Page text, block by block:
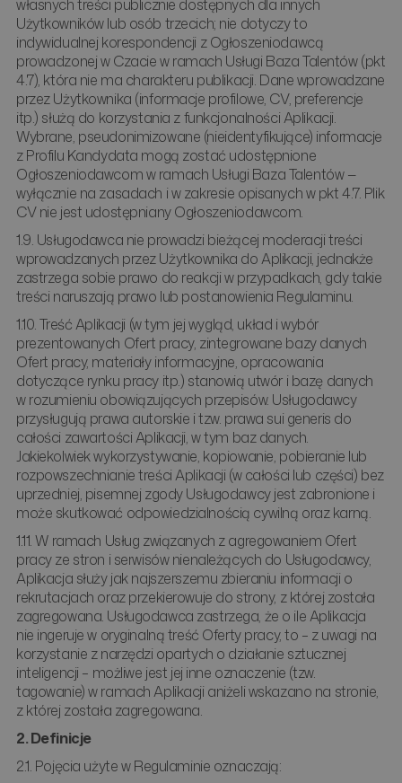
własnych treści publicznie dostępnych dla innych
Użytkowników lub osób trzecich; nie dotyczy to
indywidualnej korespondencji z Ogłoszeniodawcą
prowadzonej w Czacie w ramach Usługi Baza Talentów (pkt
4.7), która nie ma charakteru publikacji. Dane wprowadzane
przez Użytkownika (informacje profilowe, CV, preferencje
itp.) służą do korzystania z funkcjonalności Aplikacji.
Wybrane, pseudonimizowane (nieidentyfikujące) informacje
z Profilu Kandydata mogą zostać udostępnione
Ogłoszeniodawcom w ramach Usługi Baza Talentów —
wyłącznie na zasadach i w zakresie opisanych w pkt 4.7. Plik
CV nie jest udostępniany Ogłoszeniodawcom.
1.9. Usługodawca nie prowadzi bieżącej moderacji treści
wprowadzanych przez Użytkownika do Aplikacji, jednakże
zastrzega sobie prawo do reakcji w przypadkach, gdy takie
treści naruszają prawo lub postanowienia Regulaminu.
1.10. Treść Aplikacji (w tym jej wygląd, układ i wybór
prezentowanych Ofert pracy, zintegrowane bazy danych
Ofert pracy, materiały informacyjne, opracowania
dotyczące rynku pracy itp.) stanowią utwór i bazę danych
w rozumieniu obowiązujących przepisów. Usługodawcy
przysługują prawa autorskie i tzw. prawa sui generis do
całości zawartości Aplikacji, w tym baz danych.
Jakiekolwiek wykorzystywanie, kopiowanie, pobieranie lub
rozpowszechnianie treści Aplikacji (w całości lub części) bez
uprzedniej, pisemnej zgody Usługodawcy jest zabronione i
może skutkować odpowiedzialnością cywilną oraz karną.
1.11. W ramach Usług związanych z agregowaniem Ofert
pracy ze stron i serwisów nienależących do Usługodawcy,
Aplikacja służy jak najszerszemu zbieraniu informacji o
rekrutacjach oraz przekierowuje do strony, z której została
zagregowana. Usługodawca zastrzega, że o ile Aplikacja
nie ingeruje w oryginalną treść Oferty pracy, to – z uwagi na
korzystanie z narzędzi opartych o działanie sztucznej
inteligencji – możliwe jest jej inne oznaczenie (tzw.
tagowanie) w ramach Aplikacji aniżeli wskazano na stronie,
z której została zagregowana.
2. Definicje
2.1. Pojęcia użyte w Regulaminie oznaczają: